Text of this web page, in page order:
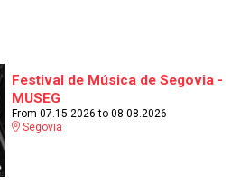
Festival de Música de Segovia -
MUSEG
From 07.15.2026 to 08.08.2026
Segovia